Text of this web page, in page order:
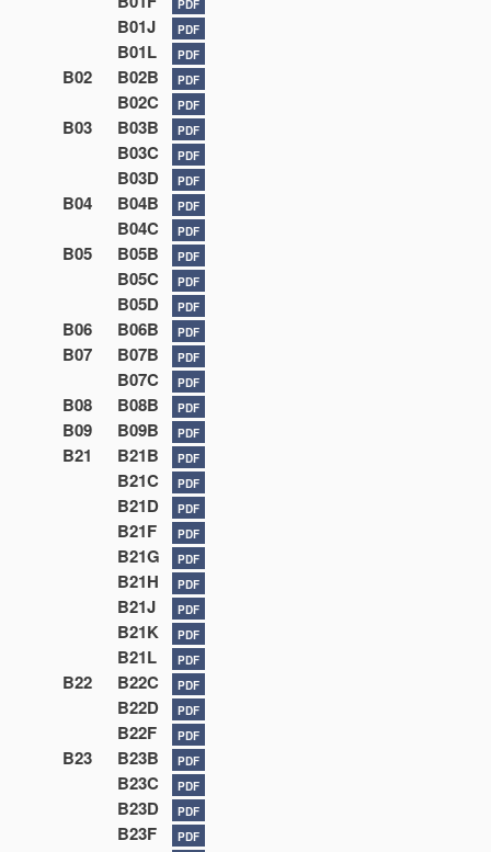
PDF
B01J PDF
B01L PDF
B02 B02B PDF
B02C PDF
B03 B03B PDF
B03C PDF
B03D PDF
B04 B04B PDF
B04C PDF
B05 B05B PDF
B05C PDF
B05D PDF
B06 B06B PDF
B07 B07B PDF
B07C PDF
B08 B08B PDF
B09 B09B PDF
B21 B21B PDF
B21C PDF
B21D PDF
B21F PDF
B21G PDF
B21H PDF
B21J PDF
B21K PDF
B21L PDF
B22 B22C PDF
B22D PDF
B22F PDF
B23 B23B PDF
B23C PDF
B23D PDF
B23F PDF